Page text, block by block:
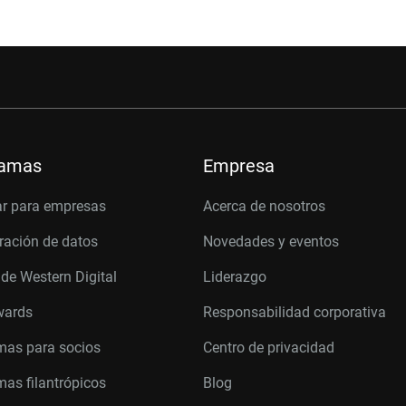
para empresas
de datos
Western Digital
para socios
filantrópicos
Empresa
Acerca de nosotros
Novedades y eventos
Liderazgo
Responsabilidad corporativa
Centro de privacidad
Blog